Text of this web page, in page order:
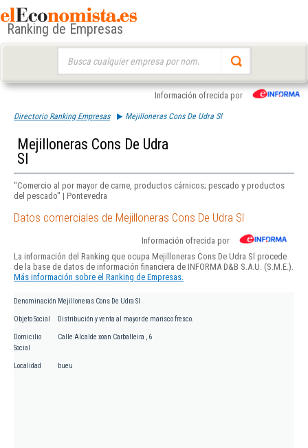
Ranking de Empresas
Información ofrecida por
Directorio Ranking Empresas Mejilloneras Cons De Udra Sl
Mejilloneras Cons De Udra
Sl
"Comercio al por mayor de carne, productos cárnicos; pescado y productos
del pescado" | Pontevedra
Datos comerciales de Mejilloneras Cons De Udra Sl
Información ofrecida por
La información del Ranking que ocupa Mejilloneras Cons De Udra Sl procede
de la base de datos de información financiera de INFORMA D&B S.A.U. (S.M.E.).
Más información sobre el Ranking de Empresas.
Denominación Mejilloneras Cons De Udra Sl
Objeto Social Distribución y venta al mayor de marisco fresco.
Domicilio
Social
Calle Alcalde xoan Carballeira , 6
Localidad bueu